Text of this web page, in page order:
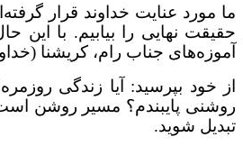
ما مورد عنایت خداوند قرار
حقیقت نهایی را بیابیم. با
آموزه‌های جناب رام، کریشنا
از خود بپرسید: آیا زندگی
روشنی پایبندم؟ مسیر روشن است:
تبدیل شوید.